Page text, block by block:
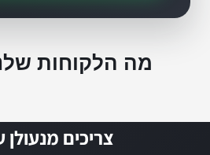
מה הלקוחות
צריכים מנעולן